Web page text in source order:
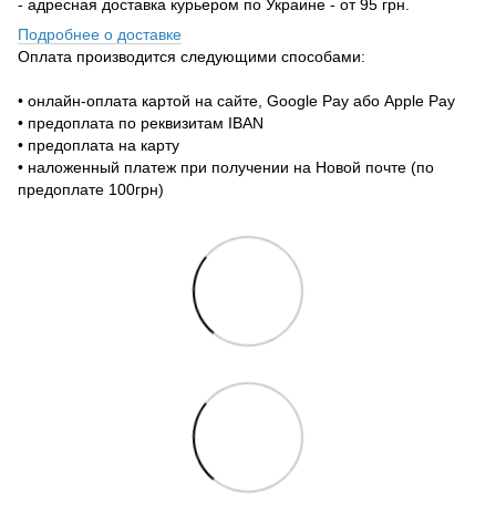
- адресная доставка курьером по Украине - от 95 грн.
Подробнее о доставке
Оплата производится следующими способами:
• онлайн-оплата картой на сайте, Google Pay або Apple Pay
• предоплата по реквизитам IBAN
• предоплата на карту
• наложенный платеж при получении на Новой почте (по
предоплате 100грн)